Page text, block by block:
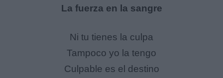
La fuerza en la sangre
Ni tu tienes la culpa
Tampoco yo la tengo
Culpable es el destino